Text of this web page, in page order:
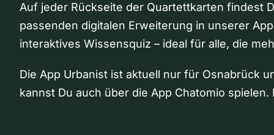
Auf jeder Rückseite der Quartettkarten findest
passenden digitalen Erweiterung in unserer
interaktives Wissensquiz – ideal für alle, die
Die App Urbanist ist aktuell nur für Osnabrück
kannst Du auch über die App Chatomio